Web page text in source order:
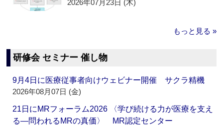
2026年07月23日 (木)
もっと見る »
研修会 セミナー 催し物
9月4日に医療従事者向けウェビナー開催 サクラ精機
2026年08月07日 (金)
21日にMRフォーラム2026 〈学び続ける力が医療を支え
る―問われるMRの真価〉 MR認定センター